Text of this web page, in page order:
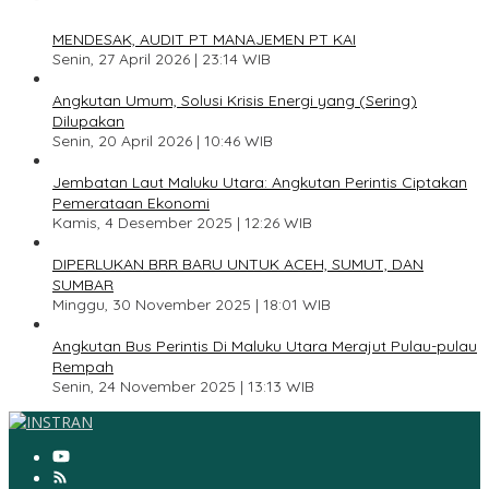
MENDESAK, AUDIT PT MANAJEMEN PT KAI
Senin, 27 April 2026 | 23:14 WIB
Angkutan Umum, Solusi Krisis Energi yang (Sering)
Dilupakan
Senin, 20 April 2026 | 10:46 WIB
Jembatan Laut Maluku Utara: Angkutan Perintis Ciptakan
Pemerataan Ekonomi
Kamis, 4 Desember 2025 | 12:26 WIB
DIPERLUKAN BRR BARU UNTUK ACEH, SUMUT, DAN
SUMBAR
Minggu, 30 November 2025 | 18:01 WIB
Angkutan Bus Perintis Di Maluku Utara Merajut Pulau-pulau
Rempah
Senin, 24 November 2025 | 13:13 WIB